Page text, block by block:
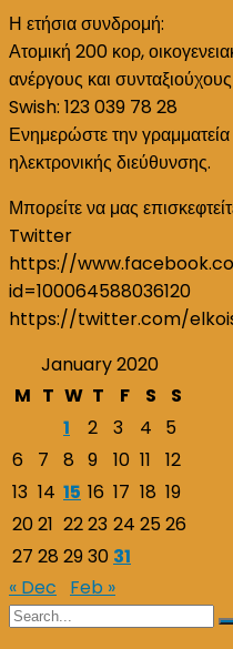
Η ετήσια συνδρομή:
Ατομική 200 κορ,
ανέργους και
Swish: 123 039 78 28
Ενημερώστε την
ηλεκτρονικής διεύθυνσης.
Μπορείτε να μας
Twitter
https://
id=100064588036120
https://twitter.com/
January 2020
M T W T F S
S
1
2 3 4
5
6
7 8 9 10 11
12
13 14 15 16 17 18 19
2021 2223 24 2526
27 28 2930 31
« Dec
Feb »
Search